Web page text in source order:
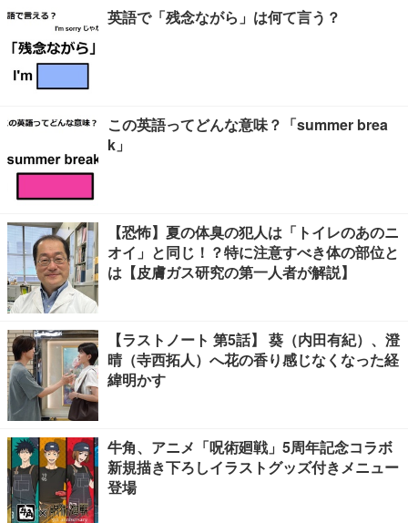
英語で「残念ながら」は何て言う？
この英語ってどんな意味？「summer brea
k」
【恐怖】夏の体臭の犯人は「トイレのあのニ
オイ」と同じ！？特に注意すべき体の部位と
は【皮膚ガス研究の第一人者が解説】
【ラストノート 第5話】 葵（内田有紀）、澄
晴（寺西拓人）へ花の香り感じなくなった経
緯明かす
牛角、アニメ「呪術廻戦」5周年記念コラボ
新規描き下ろしイラストグッズ付きメニュー
登場